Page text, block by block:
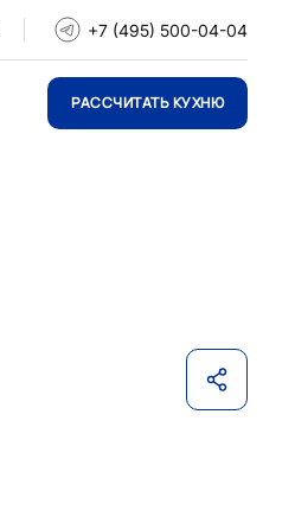
+7 (495) 500-04-04
РАССЧИТАТЬ КУХНЮ